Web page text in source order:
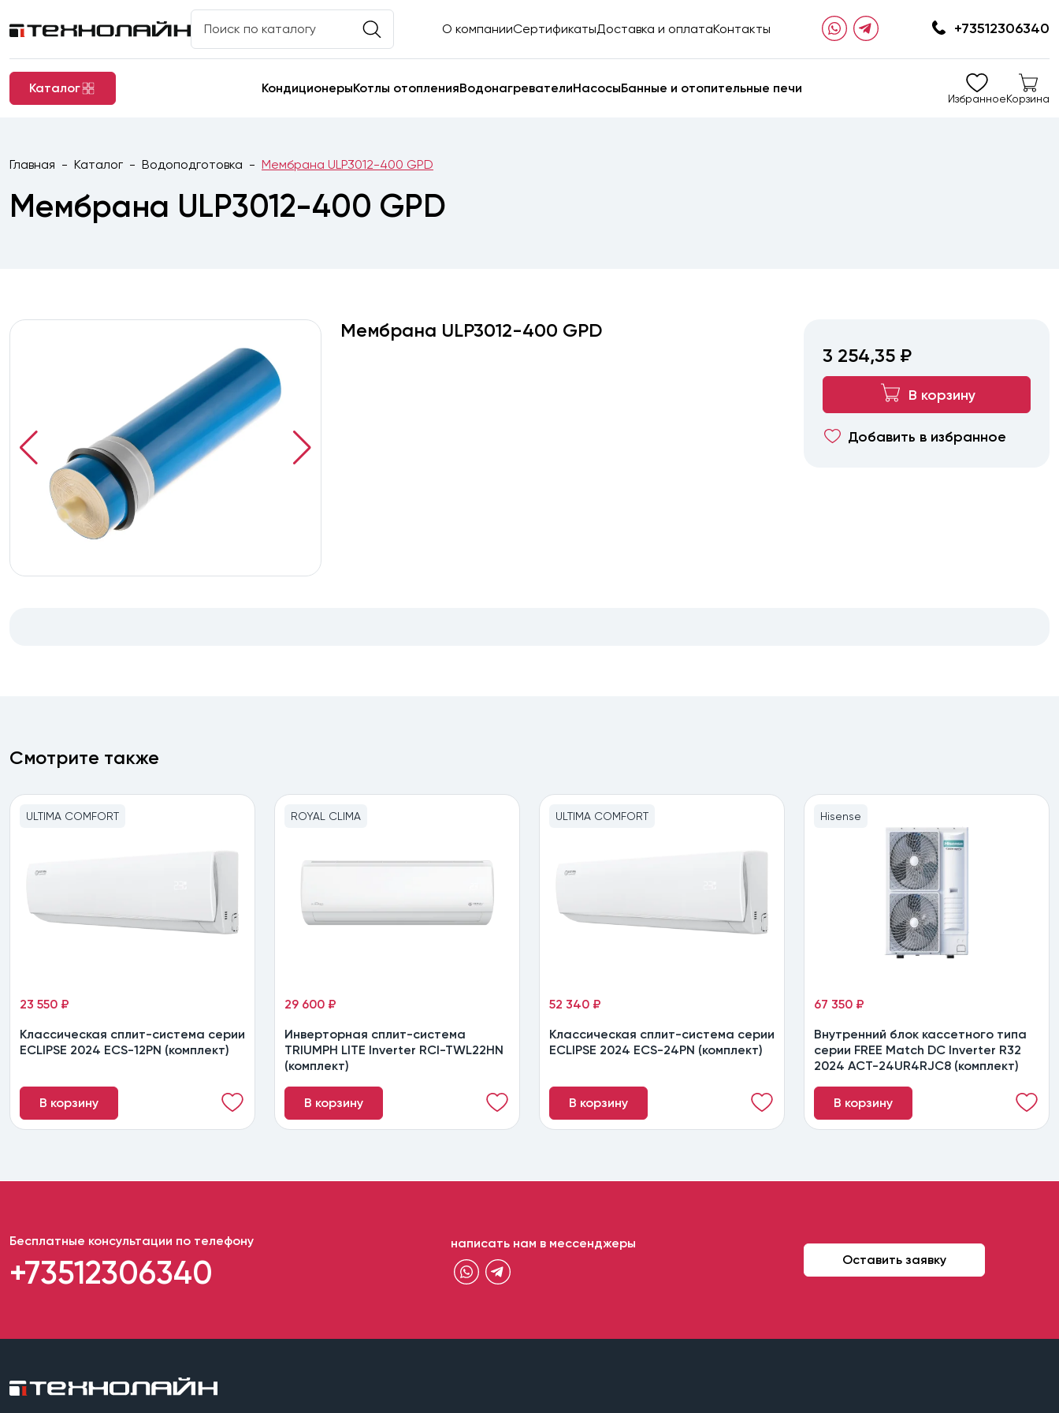
О компанииСертификатыДоставка и оплатаКонтакты +73512306340
Каталог КондиционерыКотлы отопленияВодонагревателиНасосыБанные и отопительные печи
ИзбранноеКорзина
Главная Каталог Водоподготовка Мембрана ULP3012-400 GPD
Мембрана ULP3012-400 GPD
Мембрана ULP3012-400 GPD
3 254,35 ₽
В корзину
Добавить в избранное
Смотрите также
ULTIMA COMFORT
Классическая сплит-система серии
ECLIPSE 2024 ECS-12PN (комплект)
23 550 ₽
В корзину
ROYAL CLIMA
Инверторная сплит-система
TRIUMPH LITE Inverter RCI-TWL22HN
(комплект)
29 600 ₽
В корзину
ULTIMA COMFORT
Классическая сплит-система серии
ECLIPSE 2024 ECS-24PN (комплект)
52 340 ₽
В корзину
Hisense
Внутренний блок кассетного типа
серии FREE Match DC Inverter R32
2024 ACT-24UR4RJC8 (комплект)
67 350 ₽
В корзину
Бесплатные консультации по телефону
+73512306340
написать нам в мессенджеры
Оставить заявку